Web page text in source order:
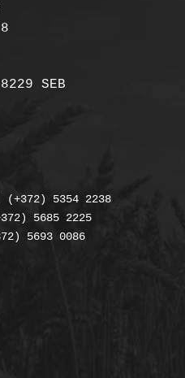
SEB
5354 2238
5685 2225
5693 0086